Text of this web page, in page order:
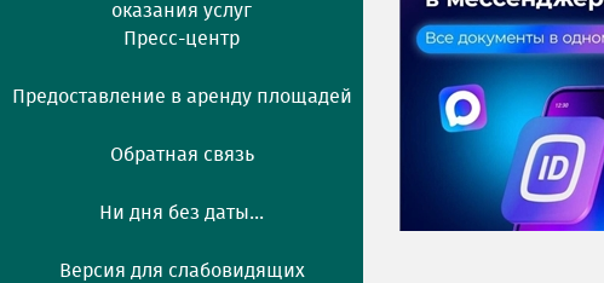
оказания услуг
Пресс-центр
Предоставление в аренду площадей
Обратная связь
Ни дня без даты...
Версия для слабовидящих